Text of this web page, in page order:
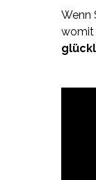
Wenn
womit